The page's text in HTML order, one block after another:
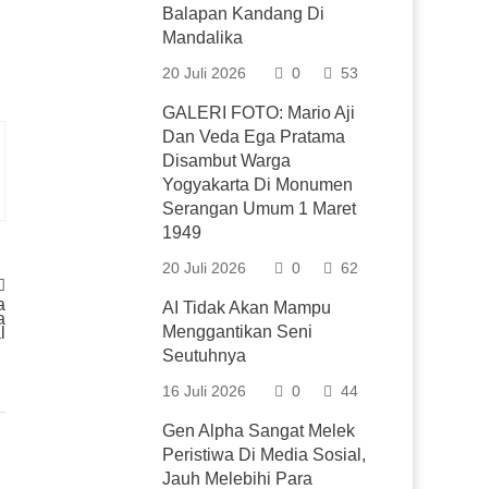
Balapan Kandang Di
Mandalika
20 Juli 2026 0 53
GALERI FOTO: Mario Aji
Dan Veda Ega Pratama
Disambut Warga
Yogyakarta Di Monumen
Serangan Umum 1 Maret
1949
20 Juli 2026 0 62
AI Tidak Akan Mampu
Menggantikan Seni
Seutuhnya
16 Juli 2026 0 44
Gen Alpha Sangat Melek
Peristiwa Di Media Sosial,
Jauh Melebihi Para